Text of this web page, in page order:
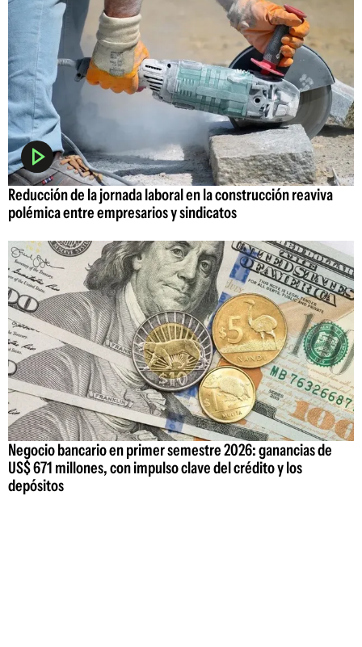
Reducción de la jornada laboral en la construcción reaviva
polémica entre empresarios y sindicatos
Negocio bancario en primer semestre 2026: ganancias de
US$ 671 millones, con impulso clave del crédito y los
depósitos